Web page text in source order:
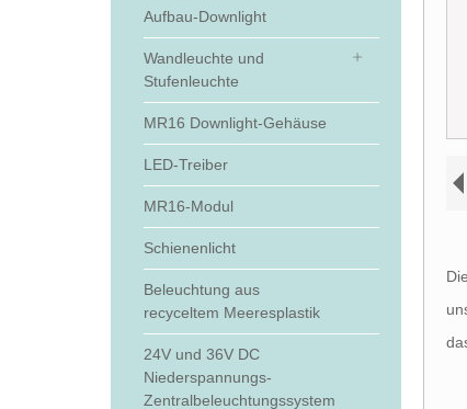
Aufbau-Downlight
Wandleuchte und
Stufenleuchte
MR16 Downlight-Gehäuse
LED-Treiber
MR16-Modul
Schienenlicht
Beleuchtung aus
recyceltem Meeresplastik
24V und 36V DC
Niederspannungs-
Zentralbeleuchtungssystem